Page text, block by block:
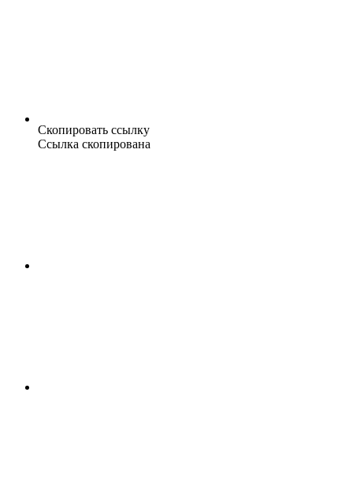
Скопировать ссылку
Ссылка скопирована